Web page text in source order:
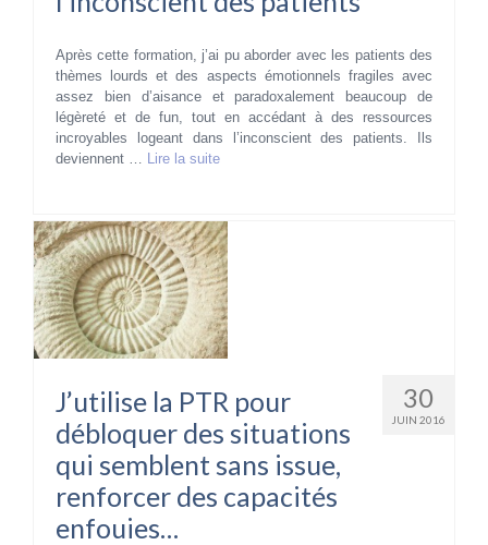
Après cette formation, j’ai pu aborder avec les patients des
thèmes lourds et des aspects émotionnels fragiles avec
assez bien d’aisance et paradoxalement beaucoup de
légèreté et de fun, tout en accédant à des ressources
incroyables logeant dans l’inconscient des patients. Ils
deviennent … Lire la suite­­
30
JUIN 2016
J’utilise la PTR pour
débloquer des situations
qui semblent sans issue,
renforcer des capacités
enfouies…